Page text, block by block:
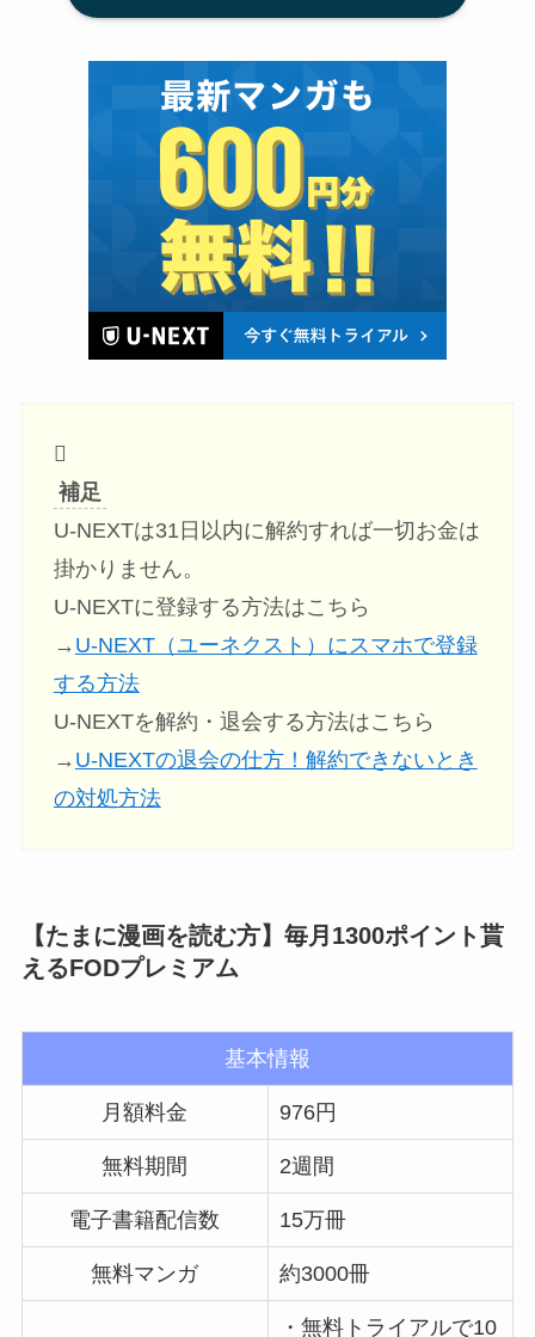
補足
U-NEXTは31日以内に解約すれば一切お金は
掛かりません。
U-NEXTに登録する方法はこちら
→ U-NEXT（ユーネクスト）にスマホで登録
する方法
U-NEXTを解約・退会する方法はこちら
→ U-NEXTの退会の仕方！解約できないとき
の対処方法
【たまに漫画を読む方】毎月1300ポイント貰
えるFODプレミアム
基本情報
月額料金 976円
無料期間 2週間
電子書籍配信数 15万冊
無料マンガ 約3000冊
・無料トライアルで10